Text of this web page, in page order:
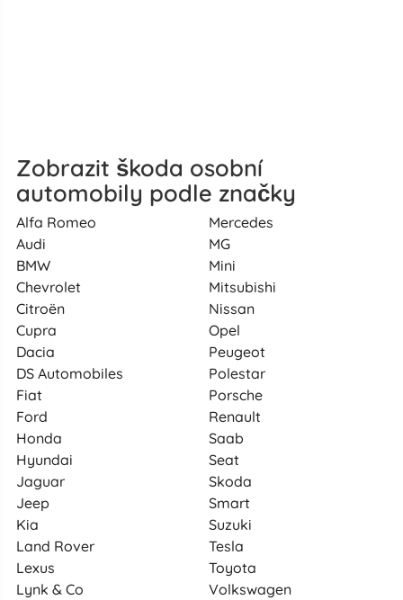
Zobrazit škoda osobní
automobily podle značky
Alfa Romeo
Audi
BMW
Chevrolet
Citroën
Cupra
Dacia
DS Automobiles
Fiat
Ford
Honda
Hyundai
Jaguar
Jeep
Kia
Land Rover
Lexus
Lynk & Co
Mercedes
MG
Mini
Mitsubishi
Nissan
Opel
Peugeot
Polestar
Porsche
Renault
Saab
Seat
Skoda
Smart
Suzuki
Tesla
Toyota
Volkswagen